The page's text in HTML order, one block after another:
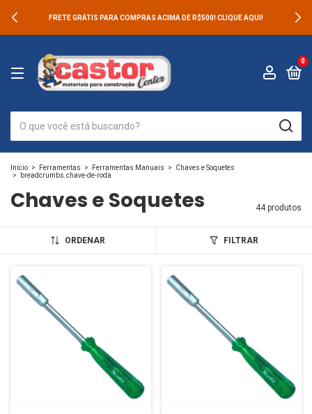
FRETE GRÁTIS PARA COMPRAS ACIMA DE R$500! CLIQUE AQUI!
0
Início > Ferramentas > Ferramentas Manuais >
Chaves e Soquetes
>
breadcrumbs.chave-de-roda
Chaves e Soquetes 44 produtos
ORDENAR FILTRAR